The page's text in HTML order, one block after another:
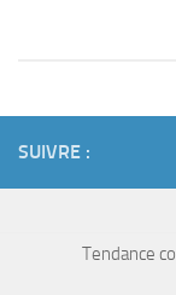
SUIVRE :
Tendance